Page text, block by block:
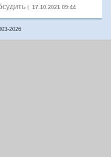
| 17.10.2021 09:44
2026